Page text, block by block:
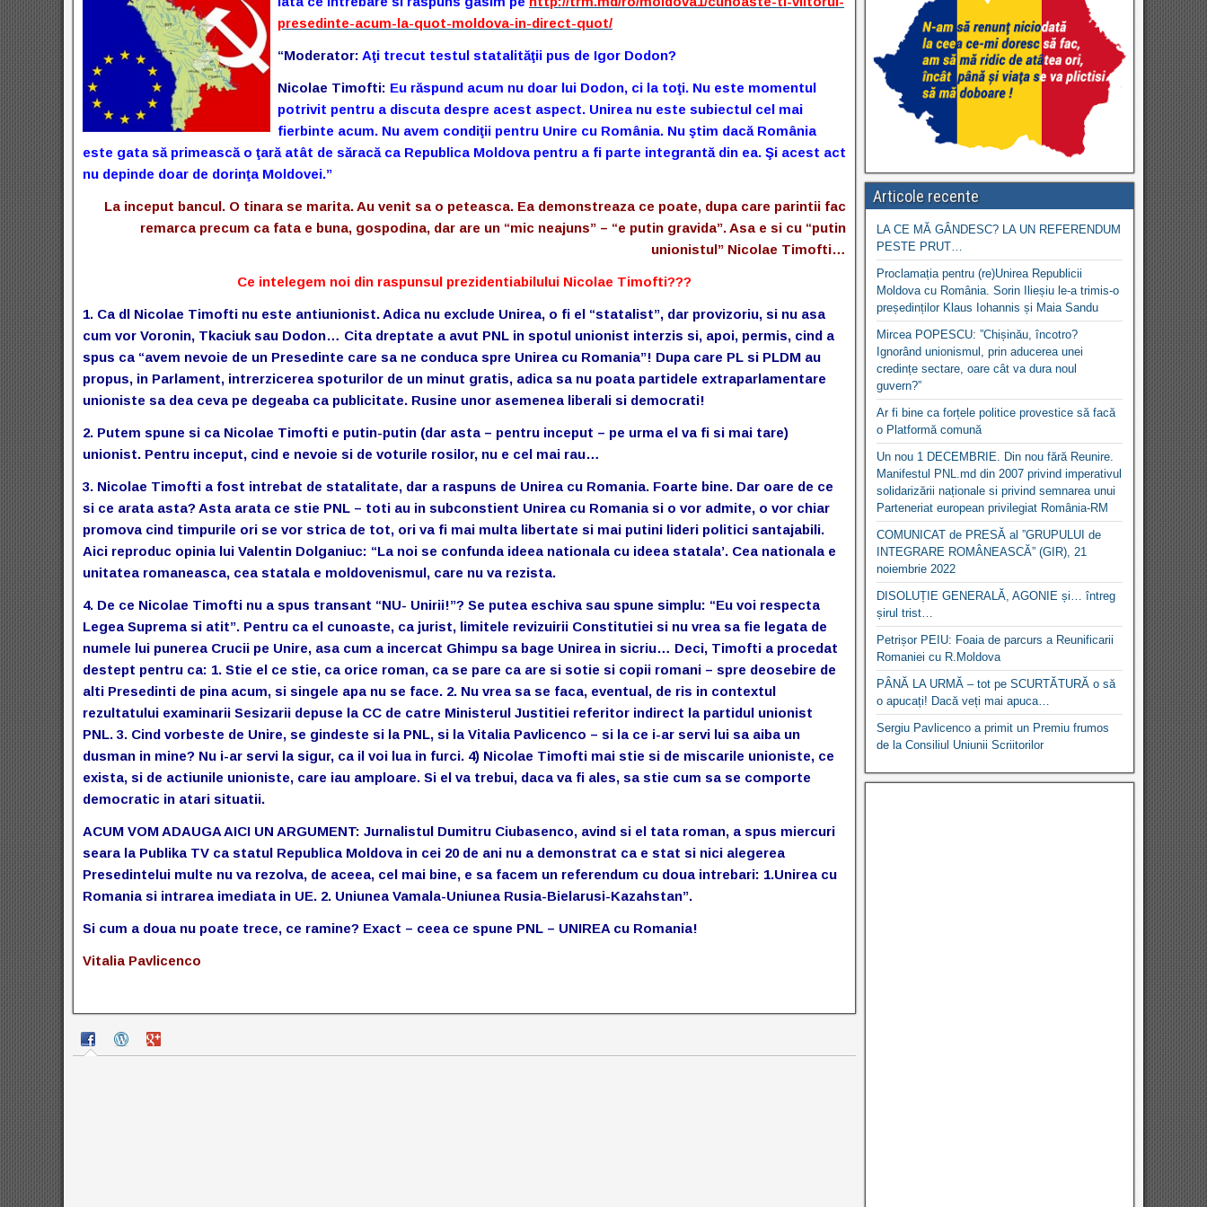
presedinte-acum-la-quot-moldova-in-direct-quot/
“Moderator: Aţi trecut testul statalităţii pus de Igor Dodon?
Nicolae Timofti: Eu răspund acum nu doar lui Dodon, ci la toţi. Nu este momentul
potrivit pentru a discuta despre acest aspect. Unirea nu este subiectul cel mai
fierbinte acum. Nu avem condiţii pentru Unire cu România. Nu ştim dacă România
este gata să primească o ţară atât de săracă ca Republica Moldova pentru a fi parte integrantă din ea. Şi acest act
nu depinde doar de dorinţa Moldovei.”
La inceput bancul. O tinara se marita. Au venit sa o peteasca. Ea demonstreaza ce poate, dupa care parintii fac
remarca precum ca fata e buna, gospodina, dar are un “mic neajuns” – “e putin gravida”. Asa e si cu “putin
unionistul” Nicolae Timofti…
Ce intelegem noi din raspunsul prezidentiabilului Nicolae Timofti???
1. Ca dl Nicolae Timofti nu este antiunionist. Adica nu exclude Unirea, o fi el “statalist”, dar provizoriu, si nu asa
cum vor Voronin, Tkaciuk sau Dodon… Cita dreptate a avut PNL in spotul unionist interzis si, apoi, permis, cind a
spus ca “avem nevoie de un Presedinte care sa ne conduca spre Unirea cu Romania”! Dupa care PL si PLDM au
propus, in Parlament, intrerzicerea spoturilor de un minut gratis, adica sa nu poata partidele extraparlamentare
unioniste sa dea ceva pe degeaba ca publicitate. Rusine unor asemenea liberali si democrati!
2. Putem spune si ca Nicolae Timofti e putin-putin (dar asta – pentru inceput – pe urma el va fi si mai tare)
unionist. Pentru inceput, cind e nevoie si de voturile rosilor, nu e cel mai rau…
3. Nicolae Timofti a fost intrebat de statalitate, dar a raspuns de Unirea cu Romania. Foarte bine. Dar oare de ce
si ce arata asta? Asta arata ce stie PNL – toti au in subconstient Unirea cu Romania si o vor admite, o vor chiar
promova cind timpurile ori se vor strica de tot, ori va fi mai multa libertate si mai putini lideri politici santajabili.
Aici reproduc opinia lui Valentin Dolganiuc: “La noi se confunda ideea nationala cu ideea statala’. Cea nationala e
unitatea romaneasca, cea statala e moldovenismul, care nu va rezista.
4. De ce Nicolae Timofti nu a spus transant “NU- Unirii!”? Se putea eschiva sau spune simplu: “Eu voi respecta
Legea Suprema si atit”. Pentru ca el cunoaste, ca jurist, limitele revizuirii Constitutiei si nu vrea sa fie legata de
numele lui punerea Crucii pe Unire, asa cum a incercat Ghimpu sa bage Unirea in sicriu… Deci, Timofti a procedat
destept pentru ca: 1. Stie el ce stie, ca orice roman, ca se pare ca are si sotie si copii romani – spre deosebire de
alti Presedinti de pina acum, si singele apa nu se face. 2. Nu vrea sa se faca, eventual, de ris in contextul
rezultatului examinarii Sesizarii depuse la CC de catre Ministerul Justitiei referitor indirect la partidul unionist
PNL. 3. Cind vorbeste de Unire, se gindeste si la PNL, si la Vitalia Pavlicenco – si la ce i-ar servi lui sa aiba un
dusman in mine? Nu i-ar servi la sigur, ca il voi lua in furci. 4) Nicolae Timofti mai stie si de miscarile unioniste, ce
exista, si de actiunile unioniste, care iau amploare. Si el va trebui, daca va fi ales, sa stie cum sa se comporte
democratic in atari situatii.
ACUM VOM ADAUGA AICI UN ARGUMENT: Jurnalistul Dumitru Ciubasenco, avind si el tata roman, a spus miercuri
seara la Publika TV ca statul Republica Moldova in cei 20 de ani nu a demonstrat ca e stat si nici alegerea
Presedintelui multe nu va rezolva, de aceea, cel mai bine, e sa facem un referendum cu doua intrebari: 1.Unirea cu
Romania si intrarea imediata in UE. 2. Uniunea Vamala-Uniunea Rusia-Bielarusi-Kazahstan”.
Si cum a doua nu poate trece, ce ramine? Exact – ceea ce spune PNL – UNIREA cu Romania!
Vitalia Pavlicenco
Articole recente
LA CE MĂ GÂNDESC? LA UN REFERENDUM
PESTE PRUT…
Proclamația pentru (re)Unirea Republicii
Moldova cu România. Sorin Ilieșiu le-a trimis-o
președinților Klaus Iohannis și Maia Sandu
Mircea POPESCU: ”Chișinău, încotro?
Ignorând unionismul, prin aducerea unei
credințe sectare, oare cât va dura noul
guvern?”
Ar fi bine ca forțele politice provestice să facă
o Platformă comună
Un nou 1 DECEMBRIE. Din nou fără Reunire.
Manifestul PNL.md din 2007 privind imperativul
solidarizării naționale si privind semnarea unui
Parteneriat european privilegiat România-RM
COMUNICAT de PRESĂ al ”GRUPULUI de
INTEGRARE ROMÂNEASCĂ” (GIR), 21
noiembrie 2022
DISOLUȚIE GENERALĂ, AGONIE și… întreg
șirul trist…
Petrișor PEIU: Foaia de parcurs a Reunificarii
Romaniei cu R.Moldova
PÂNĂ LA URMĂ – tot pe SCURTĂTURĂ o să
o apucați! Dacă veți mai apuca…
Sergiu Pavlicenco a primit un Premiu frumos
de la Consiliul Uniunii Scriitorilor